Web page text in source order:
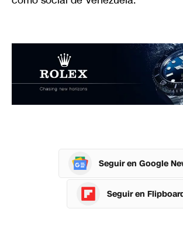
Seguir en Google
Seguir en